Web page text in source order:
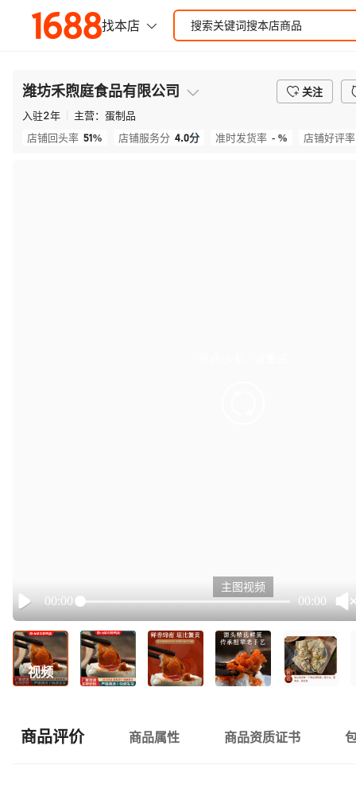
潍坊禾煦庭食品有限公司
关注
入驻2年 主营： 蛋制品
店铺回头率 51% 店铺服务分 4.0分 准时发货率 - % 店铺好评率
Play
00:00 00:00
主图视频
视频
商品评价 商品属性 商品资质证书